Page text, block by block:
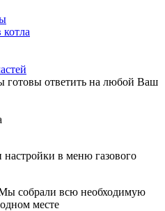
готовы ответить на любой Ваш
в меню газового
собрали всю необходимую
месте